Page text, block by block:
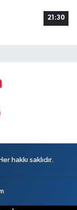
21:30
hakkı saklıdır.